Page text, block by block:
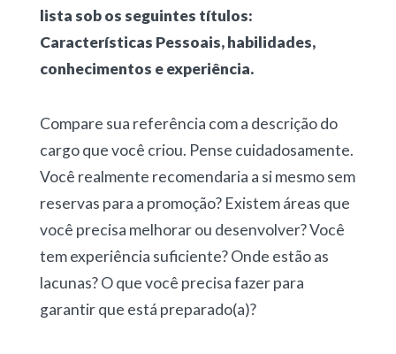
lista sob os seguintes títulos:
Características Pessoais, habilidades,
conhecimentos e experiência.
Compare sua referência com a descrição do
cargo que você criou. Pense cuidadosamente.
Você realmente recomendaria a si mesmo sem
reservas para a promoção? Existem áreas que
você precisa melhorar ou desenvolver? Você
tem experiência suficiente? Onde estão as
lacunas? O que você precisa fazer para
garantir que está preparado(a)?